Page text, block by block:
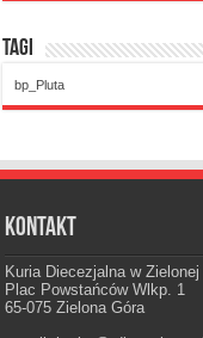
Tagi
bp_Pluta
Kontakt
Kuria Diecezjalna w
Plac Powstańców Wlkp. 1
65-075 Zielona Góra